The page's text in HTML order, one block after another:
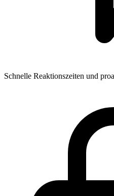
Schnelle Reaktionszeiten und